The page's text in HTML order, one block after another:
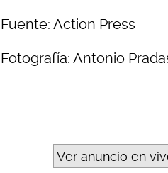
Fuente: Action Press
Fotografía: Antonio
Ver anuncio en